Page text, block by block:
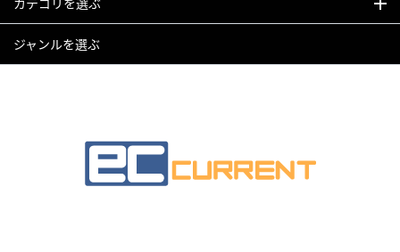
ジャンルを選ぶ